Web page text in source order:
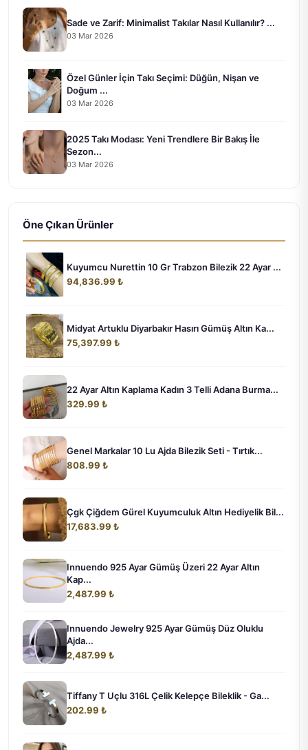
Sade ve Zarif: Minimalist Takılar Nasıl Kullanılır? ...
03 Mar 2026
Özel Günler İçin Takı Seçimi: Düğün, Nişan ve
Doğum ...
03 Mar 2026
2025 Takı Modası: Yeni Trendlere Bir Bakış İle
Sezon...
03 Mar 2026
Öne Çıkan Ürünler
Kuyumcu Nurettin 10 Gr Trabzon Bilezik 22 Ayar ...
94,836.99 ₺
Midyat Artuklu Diyarbakır Hasırı Gümüş Altın Ka...
75,397.99 ₺
22 Ayar Altın Kaplama Kadın 3 Telli Adana Burma...
329.99 ₺
Genel Markalar 10 Lu Ajda Bilezik Seti - Tırtık...
808.99 ₺
Çgk Çiğdem Gürel Kuyumculuk Altın Hediyelik Bil...
17,683.99 ₺
Innuendo 925 Ayar Gümüş Üzeri 22 Ayar Altın
Kap...
2,487.99 ₺
Innuendo Jewelry 925 Ayar Gümüş Düz Oluklu
Ajda...
2,487.99 ₺
Tiffany T Uçlu 316L Çelik Kelepçe Bileklik - Ga...
202.99 ₺